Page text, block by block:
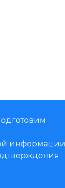
информации